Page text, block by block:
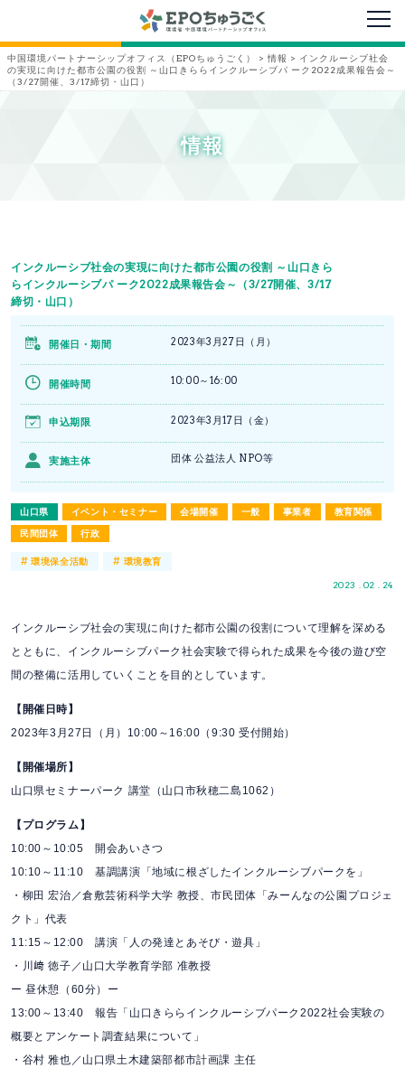
メニ
中国環境パートナーシップオフィス（EPOちゅうごく） > 情報 > インクルーシブ社会
の実現に向けた都市公園の役割 ～山口きららインクルーシブパ ーク2022成果報告会～
（3/27開催、3/17締切・山口）
情報
インクルーシブ社会の実現に向けた都市公園の役割 ～山口きら
らインクルーシブパ ーク2022成果報告会～（3/27開催、3/17
締切・山口）
山口県 イベント・セミナー 会場開催 一般 事業者
教育関係
民間団体
行政
2023 . 02 . 24
開催日・期間 2023年3月27日（月）
開催時間 10:00～16:00
申込期限 2023年3月17日（金）
実施主体 団体 公益法人 NPO等
#環境保全活動 # 環境教育
インクルーシブ社会の実現に向けた都市公園の役割について理解を深める
とともに、インクルーシブパーク社会実験で得られた成果を今後の遊び空
間の整備に活用していくことを目的としています。
【開催日時】
2023年3月27日（月）10:00～16:00（9:30 受付開始）
【開催場所】
山口県セミナーパーク 講堂（山口市秋穂二島1062）
【プログラム】
10:00～10:05 開会あいさつ
10:10～11:10 基調講演「地域に根ざしたインクルーシブパークを」
・柳田 宏治／倉敷芸術科学大学 教授、市民団体「みーんなの公園プロジェ
クト」代表
11:15～12:00 講演「人の発達とあそび・遊具」
・川﨑 徳子／山口大学教育学部 准教授
ー 昼休憩（60分）ー
13:00～13:40 報告「山口きららインクルーシブパーク2022社会実験の
概要とアンケート調査結果について」
・谷村 雅也／山口県土木建築部都市計画課 主任